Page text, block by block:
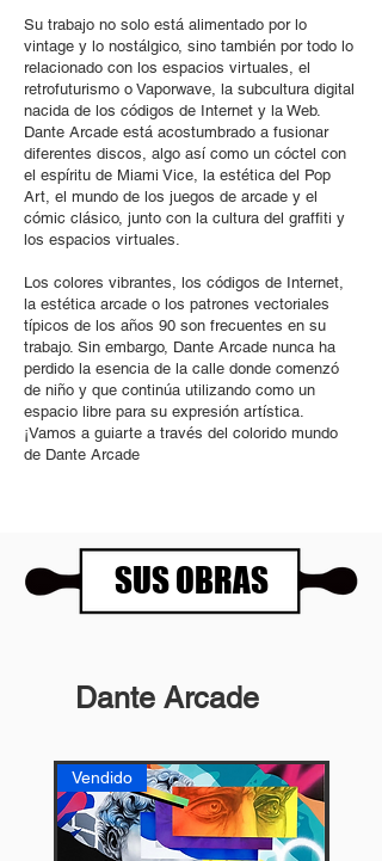
Su trabajo no solo está alimentado por lo
vintage y lo nostálgico, sino también por todo lo
relacionado con los espacios virtuales, el
retrofuturismo o Vaporwave, la subcultura digital
nacida de los códigos de Internet y la Web.
Dante Arcade está acostumbrado a fusionar
diferentes discos, algo así como un cóctel con
el espíritu de Miami Vice, la estética del Pop
Art, el mundo de los juegos de arcade y el
cómic clásico, junto con la cultura del graffiti y
los espacios virtuales.
Los colores vibrantes, los códigos de Internet,
la estética arcade o los patrones vectoriales
típicos de los años 90 son frecuentes en su
trabajo. Sin embargo, Dante Arcade nunca ha
perdido la esencia de la calle donde comenzó
de niño y que continúa utilizando como un
espacio libre para su expresión artística.
¡Vamos a guiarte a través del colorido mundo
de Dante Arcade
SUS OBRAS
Dante Arcade
Vendido